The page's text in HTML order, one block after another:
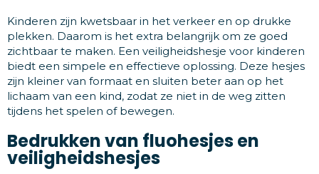
Kinderen zijn kwetsbaar in het verkeer en op drukke
plekken. Daarom is het extra belangrijk om ze goed
zichtbaar te maken. Een veiligheidshesje voor kinderen
biedt een simpele en effectieve oplossing. Deze hesjes
zijn kleiner van formaat en sluiten beter aan op het
lichaam van een kind, zodat ze niet in de weg zitten
tijdens het spelen of bewegen.
Bedrukken van fluohesjes en
veiligheidshesjes